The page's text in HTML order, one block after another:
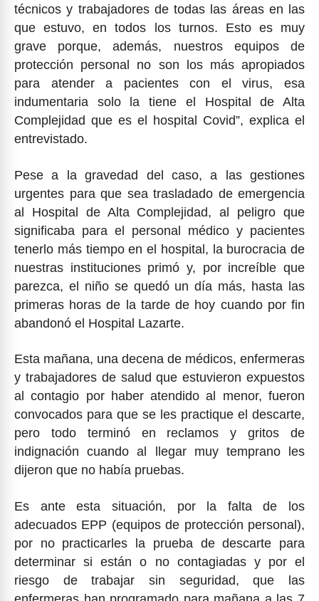
técnicos y trabajadores de todas las áreas en las
que estuvo, en todos los turnos. Esto es muy
grave porque, además, nuestros equipos de
protección personal no son los más apropiados
para atender a pacientes con el virus, esa
indumentaria solo la tiene el Hospital de Alta
Complejidad que es el hospital Covid”, explica el
entrevistado.
Pese a la gravedad del caso, a las gestiones
urgentes para que sea trasladado de emergencia
al Hospital de Alta Complejidad, al peligro que
significaba para el personal médico y pacientes
tenerlo más tiempo en el hospital, la burocracia de
nuestras instituciones primó y, por increíble que
parezca, el niño se quedó un día más, hasta las
primeras horas de la tarde de hoy cuando por fin
abandonó el Hospital Lazarte.
Esta mañana, una decena de médicos, enfermeras
y trabajadores de salud que estuvieron expuestos
al contagio por haber atendido al menor, fueron
convocados para que se les practique el descarte,
pero todo terminó en reclamos y gritos de
indignación cuando al llegar muy temprano les
dijeron que no había pruebas.
Es ante esta situación, por la falta de los
adecuados EPP (equipos de protección personal),
por no practicarles la prueba de descarte para
determinar si están o no contagiadas y por el
riesgo de trabajar sin seguridad, que las